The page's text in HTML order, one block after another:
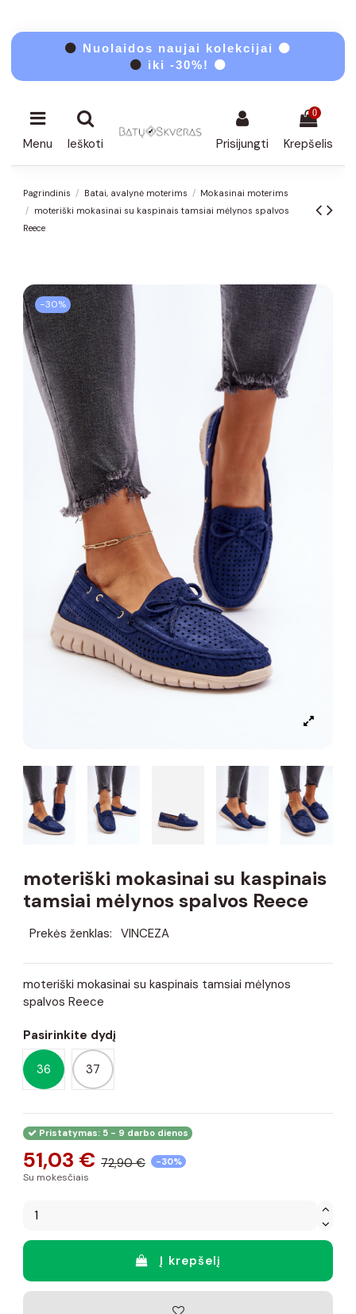
⚫ Nuolaidos naujai kolekcijai ⚫
⚫ iki -30%! ⚫
Menu Ieškoti Prisijungti
0
Krepšelis
Pagrindinis Batai, avalynė moterims
Mokasinai moterims
moteriški mokasinai su kaspinais tamsiai mėlynos spalvos
Reece
−30%
moteriški mokasinai su kaspinais
tamsiai mėlynos spalvos Reece
Prekės ženklas: VINCEZA
moteriški mokasinai su kaspinais tamsiai mėlynos
spalvos Reece
Pasirinkite dydį
36 37
Pristatymas: 5 - 9 darbo dienos
51,03 € 72,90 € -30%
Su mokesčiais
Į krepšelį